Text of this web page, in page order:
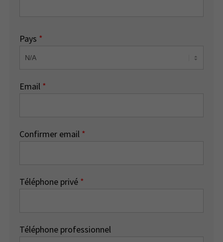
Pays *
Email *
Confirmer email *
Téléphone privé *
Téléphone professionnel